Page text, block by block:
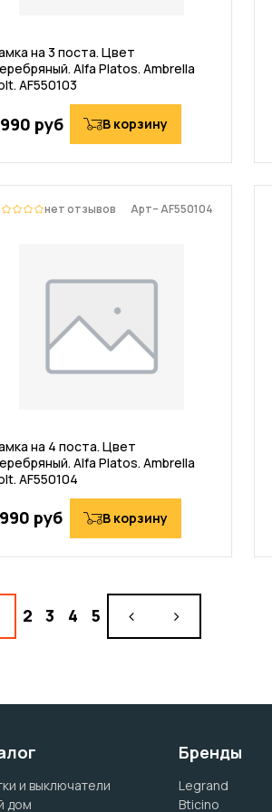
на 3 поста. Цвет
Alfa Platos. Ambrella
AF550103
руб В корзину
нет отзывов Арт– AF550104
на 4 поста. Цвет
Alfa Platos. Ambrella
AF550104
руб В корзину
2 3 4 5
и выключатели
дом
Бренды
Legrand
Bticino